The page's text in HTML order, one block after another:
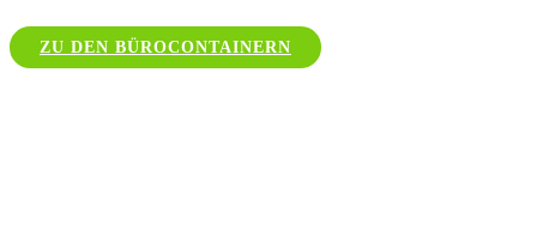
ZU DEN BÜROCONTAINERN